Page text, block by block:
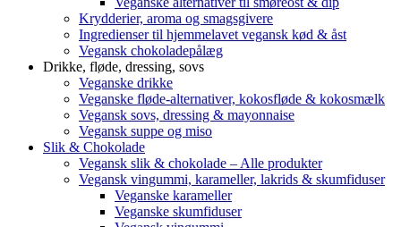
Krydderier, aroma og smagsgivere
Ingredienser til hjemmelavet vegansk kød & åst
Vegansk chokoladepålæg
Drikke, fløde, dressing, sovs
Veganske drikke
Veganske fløde-alternativer, kokosfløde & kokosmælk
Vegansk sovs, dressing & mayonnaise
Vegansk suppe og miso
Slik & Chokolade
Vegansk slik & chokolade – Alle produkter
Vegansk vingummi, karameller, lakrids & skumfiduser
Veganske karameller
Veganske skumfiduser